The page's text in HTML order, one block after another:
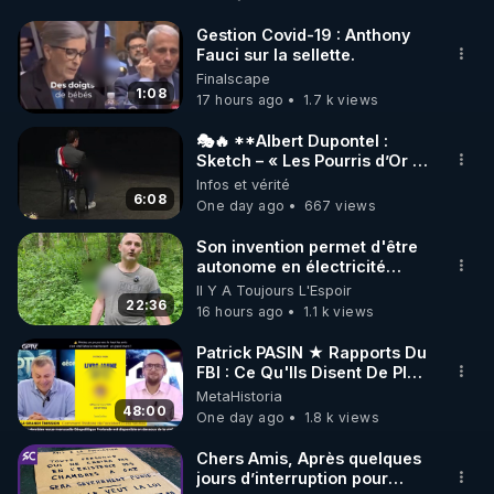
🌱 INSTAGRAM
https://www.instagram.com/rdlr_thierrycasasnovas/
http://rgnr.li/instagram
🌱 LA NEWSLETTER
Pour ne pas rater l’actualité RGNR (stages,
http://rgnr.li/news
🌱 VIDÉOS NON CENSURÉES SUR ODYSEE
Toutes les vidéos Youtube sont aussi sur la
http://rgnr.li/odysee
🌱 LES STAGES EN PRÉSENTIEL
1:08
Gestion Covid-19 : Anthony
Fauci sur la sellette.
Finalscape
17 hours ago
1.7 k views
6:08
🎭🔥 **Albert Dupontel :
Sketch – « Les Pourris d’Or »
🏆💰**
Infos et vérité
One day ago
667 views
22:36
Son invention permet d'être
autonome en électricité
avec un simple ruisseau
Il Y A Toujours L'Espoir
16 hours ago
1.1 k views
48:00
Patrick PASIN ★ Rapports Du
FBI : Ce Qu'Ils Disent De Plus
Grave Sur Hitler
MetaHistoria
One day ago
1.8 k views
Chers Amis, Après quelques
jours d’interruption pour